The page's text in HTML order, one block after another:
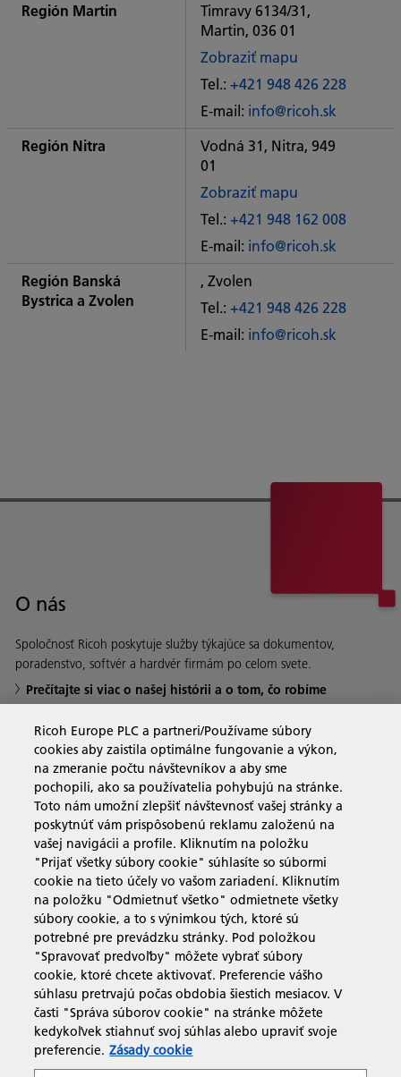
Región Martin
Timravy 6134/31,
Martin, 036 01
Zobraziť mapu
of
Some
City
Tel.: +421 948 426 228
E-mail: info@ricoh.sk
Región Nitra
Vodná 31, Nitra, 949
01
Zobraziť mapu
of
Some
City
Tel.: +421 948 162 008
E-mail: info@ricoh.sk
Región Banská
Bystrica a Zvolen
, Zvolen
Tel.: +421 948 426 228
E-mail: info@ricoh.sk
O nás
Spoločnosť Ricoh poskytuje služby týkajúce sa dokumentov,
poradenstvo, softvér a hardvér firmám po celom svete.
Prečítajte si viac o našej histórii a o tom, čo robíme
Obchodné riešenia
Produkty a služby
Podpora a kontakt
Zdroje
sledujte nás
Ricoh Europe PLC a partneri/Používame súbory
cookies aby zaistila optimálne fungovanie a výkon,
na zmeranie počtu návštevníkov a aby sme
pochopili, ako sa používatelia pohybujú na stránke.
Toto nám umožní zlepšiť návštevnosť vašej stránky a
poskytnúť vám prispôsobenú reklamu založenú na
vašej navigácii a profile. Kliknutím na položku
"Prijať všetky súbory cookie" súhlasíte so súbormi
cookie na tieto účely vo vašom zariadení. Kliknutím
na položku "Odmietnuť všetko" odmietnete všetky
súbory cookie, a to s výnimkou tých, ktoré sú
potrebné pre prevádzku stránky. Pod položkou
"Spravovať predvoľby" môžete vybrať súbory
cookie, ktoré chcete aktivovať. Preferencie vášho
súhlasu pretrvajú počas obdobia šiestich mesiacov. V
časti "Správa súborov cookie" na stránke môžete
kedykoľvek stiahnuť svoj súhlas alebo upraviť svoje
preferencie. Zásady cookie